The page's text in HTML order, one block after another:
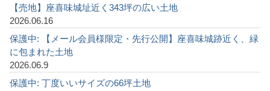
【売地】座喜味城址近く343坪の広い土地
2026.06.16
保護中: 【メール会員様限定・先行公開】座喜味城跡近く、緑
に包まれた土地
2026.06.9
保護中: 丁度いいサイズの66坪土地